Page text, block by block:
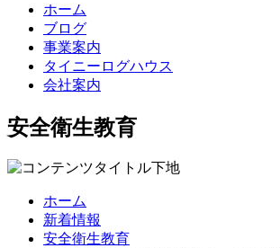
ホーム
ブログ
事業案内
タイニーログハウス
会社案内
安全衛生教育
ホーム
新着情報
安全衛生教育